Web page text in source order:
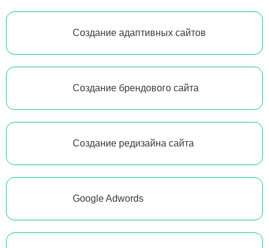
Создание адаптивных сайтов
Создание брендового сайта
Создание редизайна сайта
Google Adwords